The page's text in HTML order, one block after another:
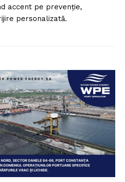
accent pe prevenție,
personalizată.